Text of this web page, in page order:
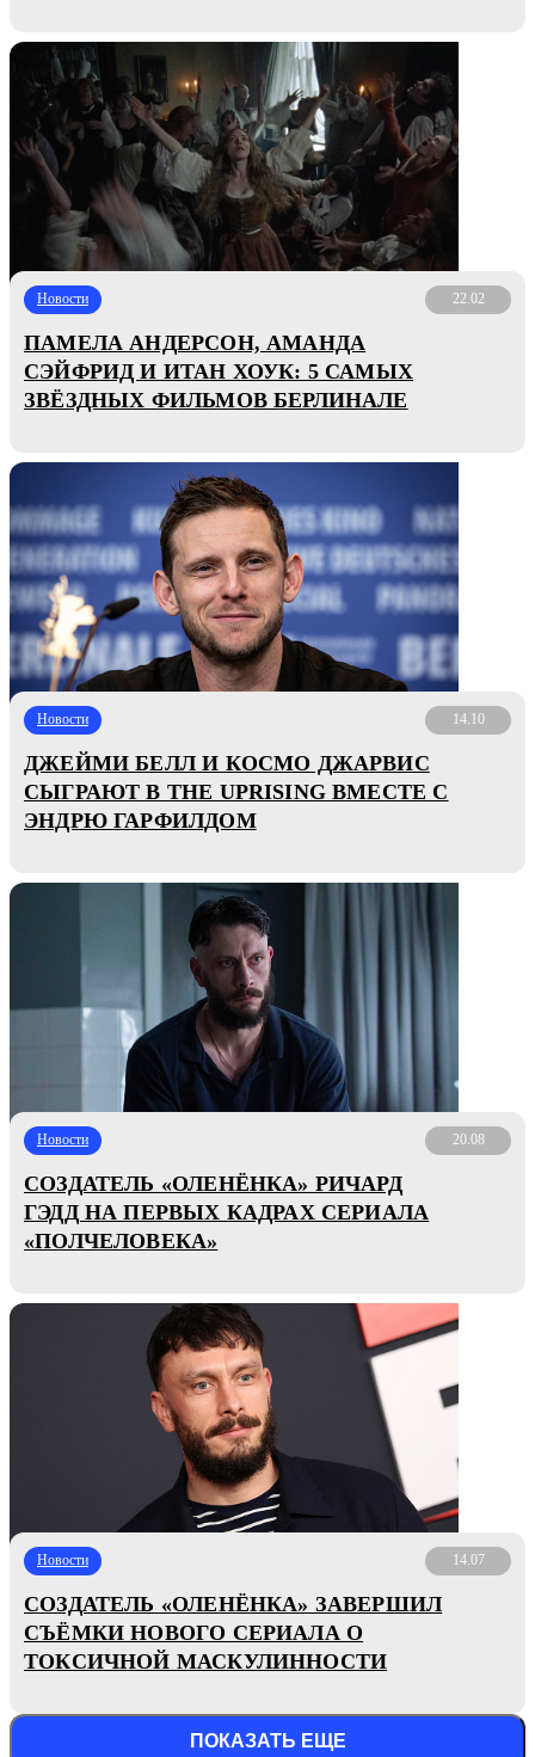
Новости 22.02
ПАМЕЛА АНДЕРСОН, АМАНДА
СЭЙФРИД И ИТАН ХОУК: 5 САМЫХ
ЗВЁЗДНЫХ ФИЛЬМОВ БЕРЛИНАЛЕ
Новости 14.10
ДЖЕЙМИ БЕЛЛ И КОСМО ДЖАРВИС
СЫГРАЮТ В THE UPRISING ВМЕСТЕ С
ЭНДРЮ ГАРФИЛДОМ
Новости 20.08
СОЗДАТЕЛЬ «ОЛЕНЁНКА» РИЧАРД
ГЭДД НА ПЕРВЫХ КАДРАХ СЕРИАЛА
«ПОЛЧЕЛОВЕКА»
Новости 14.07
СОЗДАТЕЛЬ «ОЛЕНЁНКА» ЗАВЕРШИЛ
СЪЁМКИ НОВОГО СЕРИАЛА О
ТОКСИЧНОЙ МАСКУЛИННОСТИ
ПОКАЗАТЬ ЕЩЕ